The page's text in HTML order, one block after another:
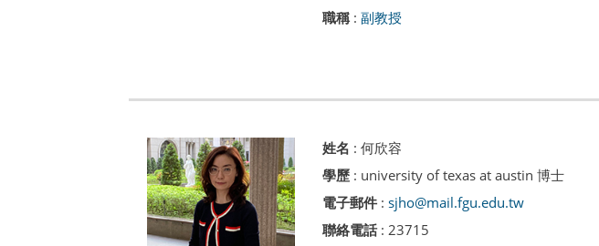
職稱 :副教授
姓名 :何欣容
學歷 : university of texas at austin 博士
電子郵件 :sjho@mail.fgu.edu.tw
聯絡電話 : 23715